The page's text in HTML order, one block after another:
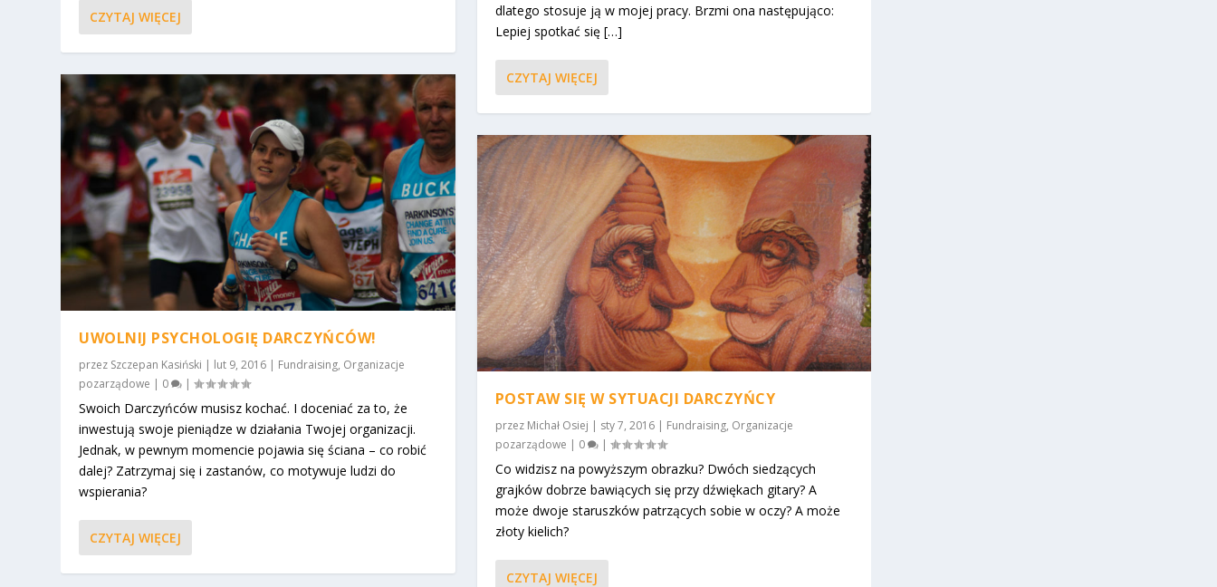
CZYTAJ WIĘCEJ
UWOLNIJ PSYCHOLOGIĘ DARCZYŃCÓW!
przez Szczepan Kasiński | lut 9, 2016 | Fundraising, Organizacje
pozarządowe | 0 |
Swoich Darczyńców musisz kochać. I doceniać za to, że
inwestują swoje pieniądze w działania Twojej organizacji.
Jednak, w pewnym momencie pojawia się ściana – co robić
dalej? Zatrzymaj się i zastanów, co motywuje ludzi do
wspierania?
CZYTAJ WIĘCEJ
dlatego stosuje ją w mojej pracy. Brzmi ona następująco:
Lepiej spotkać się […]
CZYTAJ WIĘCEJ
POSTAW SIĘ W SYTUACJI DARCZYŃCY
przez Michał Osiej | sty 7, 2016| Fundraising, Organizacje
pozarządowe | 0 |
Co widzisz na powyższym obrazku? Dwóch siedzących
grajków dobrze bawiących się przy dźwiękach gitary? A
może dwoje staruszków patrzących sobie w oczy? A może
złoty kielich?
CZYTAJ WIĘCEJ